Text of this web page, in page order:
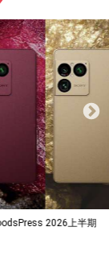
2026上半期
薄着